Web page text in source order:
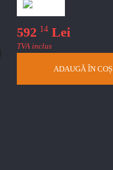
592 14 Lei
TVA inclus
ADAUGĂ ÎN COȘ